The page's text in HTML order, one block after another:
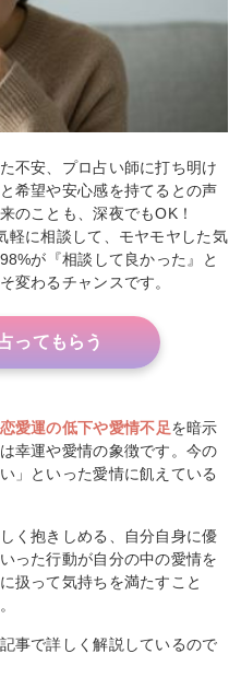
不安、プロ占い師に打ち明け
希望や安心感を持てるとの声
のことも、深夜でもOK！
軽に相談して、モヤモヤした気
が『相談して良かった』と
変わるチャンスです。
ってもらう
恋愛運の低下や愛情不足を暗示
幸運や愛情の象徴です。今の
」といった愛情に飢えている
く抱きしめる、自分自身に優
った行動が自分の中の愛情を
扱って気持ちを満たすこと
事で詳しく解説しているので